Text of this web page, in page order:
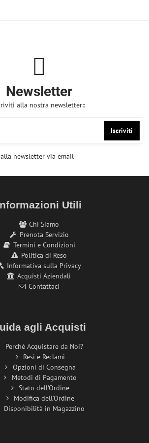
Newsletter
alla nostra newsletter::
Iscriviti
newsletter via email
Utili
Chi Siamo
Prenota Servizio
Termini e Condizioni
Politica di Reso
Informativa sulla Privacy
Acquisti Aziendali
Contattaci
agli Acquisti
Perché Acquistare da Noi?
Resi e Reclami
Opzioni di Consegna
Metodi di Pagamento
Stato dell'Ordine
Modifica dell'Ordine
Disponibilità in Magazzino